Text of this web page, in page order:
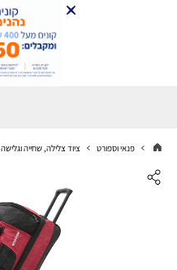
פנאי וספורט ציוד צלילה, שחייה וגלישה